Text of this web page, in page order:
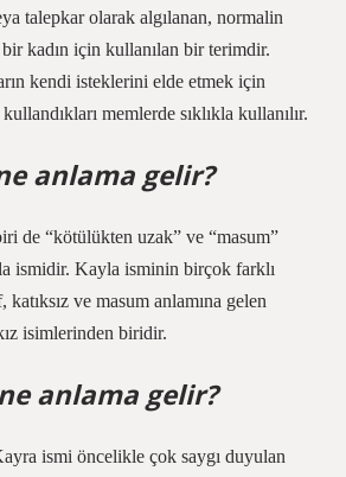
talepkar olarak algılanan, normalin
kadın için kullanılan bir terimdir.
kendi isteklerini elde etmek için
kullandıkları memlerde sıklıkla kullanılır.
anlama gelir?
de “kötülükten uzak” ve “masum”
ismidir. Kayla isminin birçok farklı
katıksız ve masum anlamına gelen
isimlerinden biridir.
anlama gelir?
ismi öncelikle çok saygı duyulan